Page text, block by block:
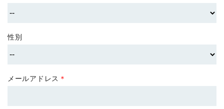
性別
メールアドレス ＊